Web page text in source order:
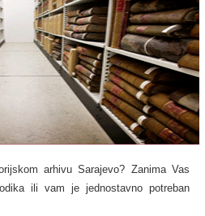
arhivu Sarajevo? Zanima Vas
ili vam je jednostavno potreban